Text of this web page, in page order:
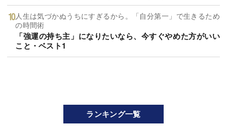
人生は気づかぬうちにすぎるから。「自分第一」で生きるため
の時間術
「強運の持ち主」になりたいなら、今すぐやめた方がいい
こと・ベスト1
ランキング一覧